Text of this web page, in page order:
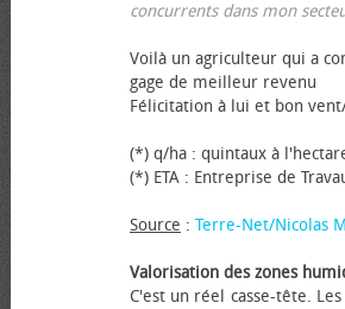
concurrents dans mon
Voilà un agriculteur qui a
gage de meilleur revenu
Félicitation à lui et bon
(*) q/ha : quintaux à
(*) ETA : Entreprise de
Source : Terre-Net/Nicolas
Valorisation des zones
C'est un réel casse-tête.